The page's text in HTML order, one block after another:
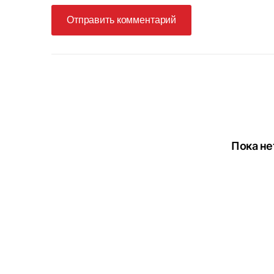
Отправить комментарий
Пока